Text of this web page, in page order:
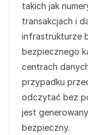
takich jak
transakcjach i
infrastrukturze
bezpiecznego
centrach
przypadku
odczytać bez
jest
bezpieczny.